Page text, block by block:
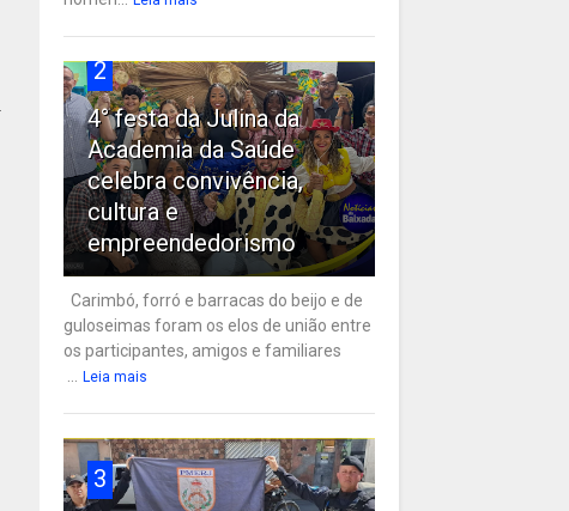
2
4° festa da Julina da
Academia da Saúde
celebra convivência,
cultura e
empreendedorismo
Carimbó, forró e barracas do beijo e de
guloseimas foram os elos de união entre
os participantes, amigos e familiares
... Leia mais
3